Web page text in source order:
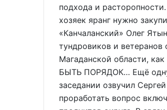
подхода и
хозяек яранг нужно
«Канчаланский» Олег
тундровиков и ветеранов
Магаданской области,
БЫТЬ ПОРЯДОК… Ещё одну
заседании озвучил
проработать вопрос